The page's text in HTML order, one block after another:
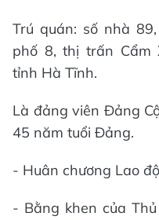
Trú quán: số nhà
phố 8, thị trấn Cẩm
tỉnh Hà Tĩnh.
Là đảng viên Đảng
45 năm tuổi Đảng.
- Huân chương Lao
- Bằng khen của